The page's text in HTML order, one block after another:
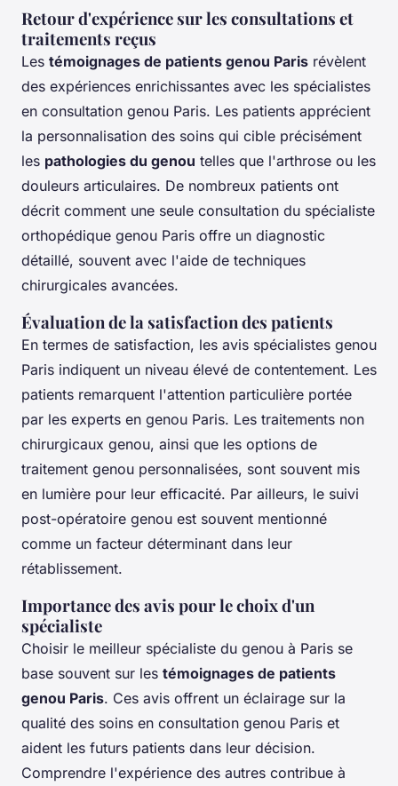
Retour d'expérience sur les consultations et
traitements reçus
Les témoignages de patients genou Paris révèlent
des expériences enrichissantes avec les spécialistes
en consultation genou Paris. Les patients apprécient
la personnalisation des soins qui cible précisément
les pathologies du genou telles que l'arthrose ou les
douleurs articulaires. De nombreux patients ont
décrit comment une seule consultation du spécialiste
orthopédique genou Paris offre un diagnostic
détaillé, souvent avec l'aide de techniques
chirurgicales avancées.
Évaluation de la satisfaction des patients
En termes de satisfaction, les avis spécialistes genou
Paris indiquent un niveau élevé de contentement. Les
patients remarquent l'attention particulière portée
par les experts en genou Paris. Les traitements non
chirurgicaux genou, ainsi que les options de
traitement genou personnalisées, sont souvent mis
en lumière pour leur efficacité. Par ailleurs, le suivi
post-opératoire genou est souvent mentionné
comme un facteur déterminant dans leur
rétablissement.
Importance des avis pour le choix d'un
spécialiste
Choisir le meilleur spécialiste du genou à Paris se
base souvent sur les témoignages de patients
genou Paris. Ces avis offrent un éclairage sur la
qualité des soins en consultation genou Paris et
aident les futurs patients dans leur décision.
Comprendre l'expérience des autres contribue à